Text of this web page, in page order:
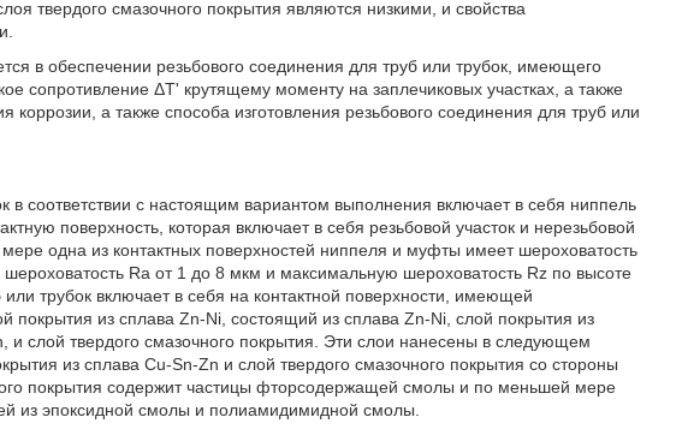
твердого смазочного покрытия являются низкими, и свойства
в обеспечении резьбового соединения для труб или трубок, имеющего
сопротивление ΔT' крутящему моменту на заплечиковых участках, а также
а также способа изготовления резьбового соединения для труб или
в соответствии с настоящим вариантом выполнения включает в себя ниппель
поверхность, которая включает в себя резьбовой участок и нерезьбовой
одна из контактных поверхностей ниппеля и муфты имеет шероховатость
Ra от 1 до 8 мкм и максимальную шероховатость Rz по высоте
трубок включает в себя на контактной поверхности, имеющей
покрытия из сплава Zn-Ni, состоящий из сплава Zn-Ni, слой покрытия из
и слой твердого смазочного покрытия. Эти слои нанесены в следующем
из сплава Cu-Sn-Zn и слой твердого смазочного покрытия со стороны
покрытия содержит частицы фторсодержащей смолы и по меньшей мере
из эпоксидной смолы и полиамидимидной смолы.